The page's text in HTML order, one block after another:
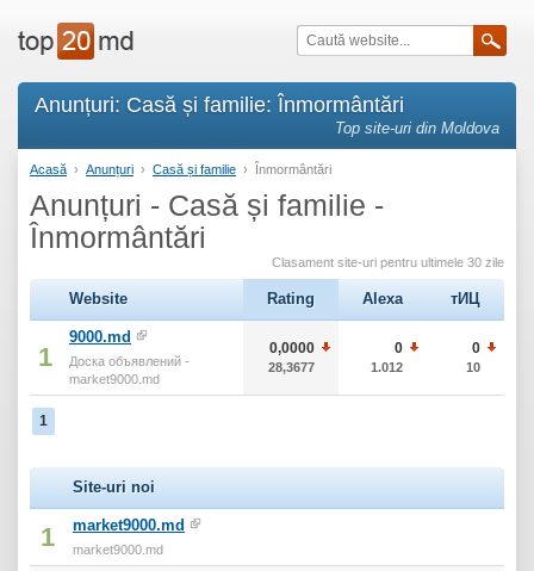
Anunțuri: Casă și familie: Înmormântări
Top site-uri din Moldova
Acasă › Anunțuri › Casă și familie › Înmormântări
Anunțuri - Casă și familie -
Înmormântări
Clasament site-uri pentru ultimele 30 zile
Website Rating Alexa тИЦ
1
9000.md
Доска объявлений -
market9000.md
0,0000
28,3677
0
1.012
0
10
1
Site-uri noi
1 market9000.md
market9000.md